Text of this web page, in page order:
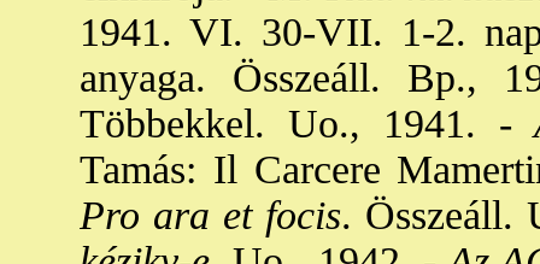
1941. VI. 30-VII. 1-2.
anyaga. Összeáll. Bp.,
Többekkel. Uo., 1941. -
Tamás: Il Carcere
Pro ara et focis. Összeáll.